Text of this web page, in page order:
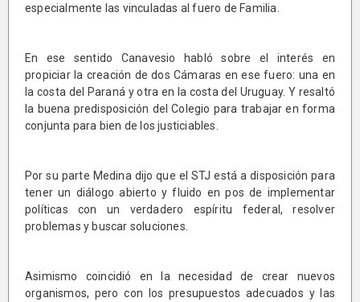
especialmente las vinculadas al fuero de Familia.
En ese sentido Canavesio habló sobre el interés en
propiciar la creación de dos Cámaras en ese fuero: una en
la costa del Paraná y otra en la costa del Uruguay. Y resaltó
la buena predisposición del Colegio para trabajar en forma
conjunta para bien de los justiciables.
Por su parte Medina dijo que el STJ está a disposición para
tener un diálogo abierto y fluido en pos de implementar
políticas con un verdadero espíritu federal, resolver
problemas y buscar soluciones.
Asimismo coincidió en la necesidad de crear nuevos
organismos, pero con los presupuestos adecuados y las